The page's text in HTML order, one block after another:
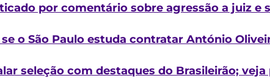
por comentário sobre agressão a juiz e
o São Paulo estuda contratar António
seleção com destaques do Brasileirão;